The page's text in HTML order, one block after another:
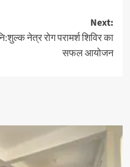
Next:
नेत्र रोग परामर्श शिविर का
सफल आयोजन